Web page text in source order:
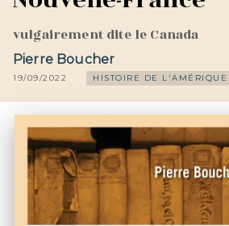
vulgairement dite le Canada
Pierre Boucher
19/09/2022 HISTOIRE DE